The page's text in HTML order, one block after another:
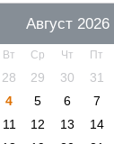
Август 2026
Вт Ср Чт Пт
28 29 30 31
4 5 6 7
11 12 13 14